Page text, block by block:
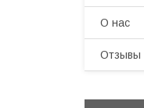
О нас
Отзывы